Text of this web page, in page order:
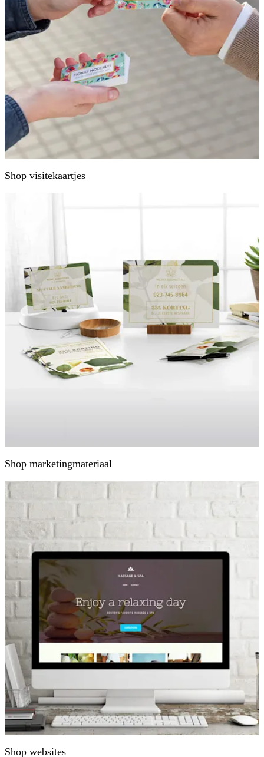
Shop visitekaartjes
Shop marketingmateriaal
Shop websites